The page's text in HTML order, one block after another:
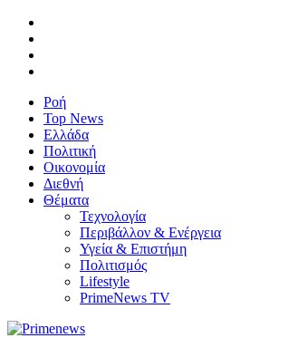
Ροή
Top News
Ελλάδα
Πολιτική
Οικονομία
Διεθνή
Θέματα
Τεχνολογία
Περιβάλλον & Ενέργεια
Υγεία & Επιστήμη
Πολιτισμός
Lifestyle
PrimeNews TV